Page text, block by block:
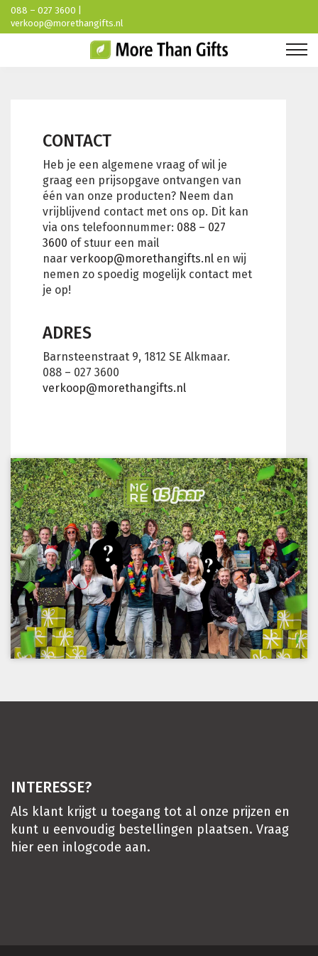
088 – 027 3600 |
verkoop@morethangifts.nl
CONTACT
Heb je een algemene vraag of wil je
graag een prijsopgave ontvangen van
één van onze producten? Neem dan
vrijblijvend contact met ons op. Dit kan
via ons telefoonnummer: 088 – 027
3600 of stuur een mail
naar verkoop@morethangifts.nl en wij
nemen zo spoedig mogelijk contact met
je op!
ADRES
Barnsteenstraat 9, 1812 SE Alkmaar.
088 – 027 3600
verkoop@morethangifts.nl
INTERESSE?
Als klant krijgt u toegang tot al onze prijzen en
kunt u eenvoudig bestellingen plaatsen. Vraag
hier een inlogcode aan.